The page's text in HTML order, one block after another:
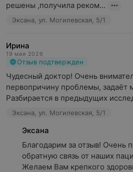
решены ,получила реком...
Эксана, ул. Могилевская, 5/1
Ирина
19 мая 2026
Отзыв подтвержден
Чудесный доктор! Очень
первопричину проблемы, задаёт
Разбирается в предыдущих
Эксана, ул. Могилевская, 5/1
Эксана
Благодарим за отзыв! Очень
обратную связь от наших
Желаем Вам крепкого